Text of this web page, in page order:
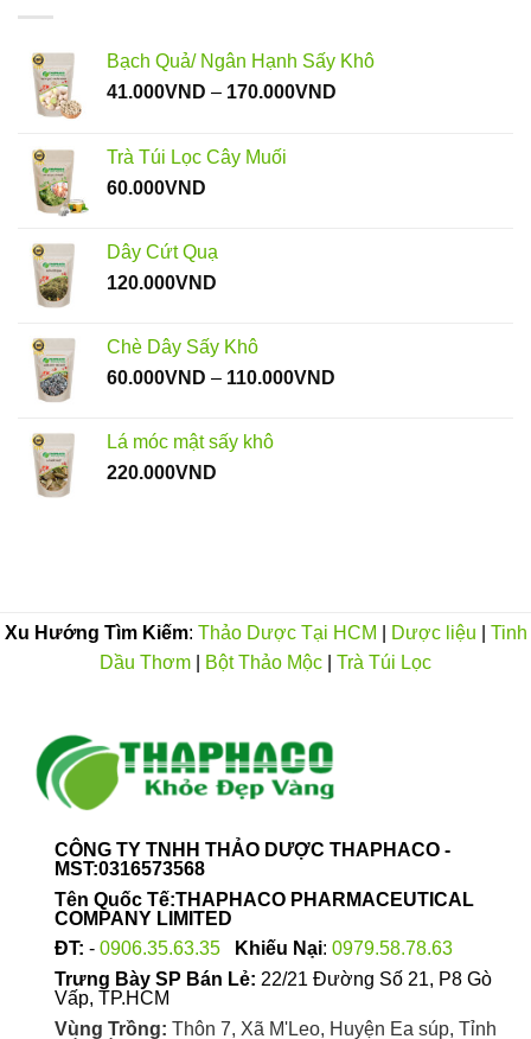
Bạch Quả/ Ngân Hạnh Sấy Khô
41.000VND – 170.000VND
Trà Túi Lọc Cây Muối
60.000VND
Dây Cứt Quạ
120.000VND
Chè Dây Sấy Khô
60.000VND – 110.000VND
Lá móc mật sấy khô
220.000VND
Xu Hướng Tìm Kiếm: Thảo Dược Tại HCM Dược liệu
Tinh
Dầu Thơm
Bột Thảo Mộc Trà Túi Lọc
CÔNG TY TNHH THẢO DƯỢC THAPHACO -
MST:0316573568
Tên Quốc Tế:THAPHACO PHARMACEUTICAL
COMPANY LIMITED
ĐT: - 0906.35.63.35 Khiếu Nại: 0979.58.78.63
Trưng Bày SP Bán Lẻ: 22/21 Đường Số 21, P8 Gò
Vấp, TP.HCM
Vùng Trồng: Thôn 7, Xã M'Leo, Huyện Ea súp, Tỉnh